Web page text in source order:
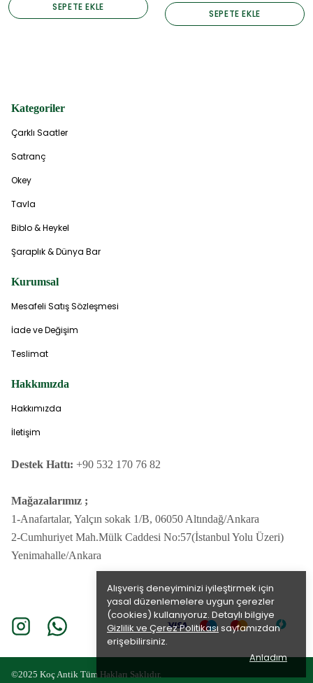
Alışveriş deneyiminizi iyileştirmek için
yasal düzenlemelere uygun çerezler
(cookies) kullanıyoruz. Detaylı bilgiye
Gizlilik ve Çerez Politikası sayfamızdan
erişebilirsiniz.
Anladım
SEPETE EKLE
SEPETE EKLE
Kategoriler
Çarklı Saatler
Satranç
Okey
Tavla
Biblo & Heykel
Şaraplık & Dünya Bar
Kurumsal
Mesafeli Satış Sözleşmesi
İade ve Değişim
Teslimat
Hakkımızda
Hakkımızda
İletişim
Destek Hattı: +90 532 170 76 82
Mağazalarımız ;
1-Anafartalar, Yalçın sokak 1/B, 06050 Altındağ/Ankara
2-Cumhuriyet Mah.Mülk Caddesi No:57(İstanbul Yolu Üzeri)
Yenimahalle/Ankara
©2025 Koç Antik Tüm Hakları Saklıdır.